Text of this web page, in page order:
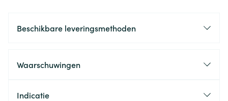
Beschikbare leveringsmethoden
Waarschuwingen
Indicatie